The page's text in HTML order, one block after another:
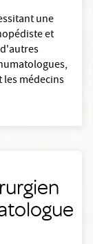
une
et
les médecins